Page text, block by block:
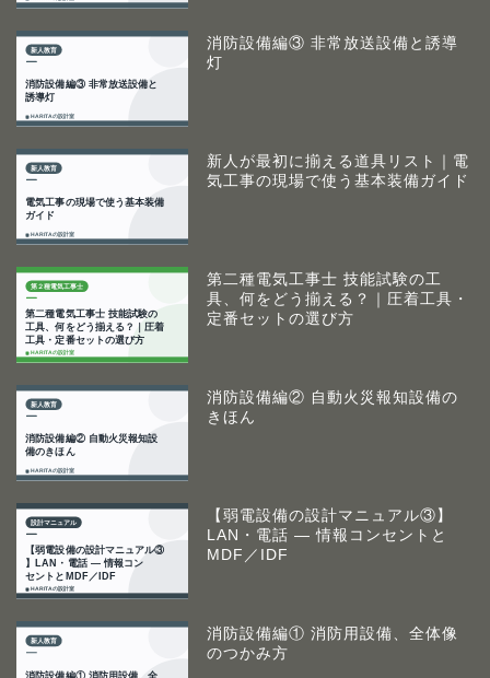
消防設備編③ 非常放送設備と誘導
灯
新人が最初に揃える道具リスト｜電
気工事の現場で使う基本装備ガイド
第二種電気工事士 技能試験の工
具、何をどう揃える？｜圧着工具・
定番セットの選び方
消防設備編② 自動火災報知設備の
きほん
【弱電設備の設計マニュアル③】
LAN・電話 ― 情報コンセントと
MDF／IDF
消防設備編① 消防用設備、全体像
のつかみ方